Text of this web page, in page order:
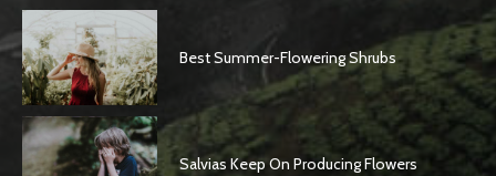
Best Summer-Flowering Shrubs
Salvias Keep On Producing Flowers